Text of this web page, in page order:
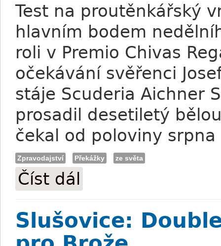
Test na proutěnkářský
hlavním bodem
roli v Premio Chivas
očekávání svěřenci
stáje Scuderia Aichner
prosadil desetiletý
čekal od poloviny
Zpravodajství Překážky ze světa
Číst dál
Slušovice: